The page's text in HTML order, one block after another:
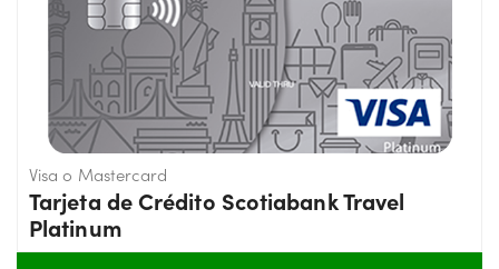
Visa o Mastercard
Tarjeta de Crédito Scotiabank Travel
Platinum